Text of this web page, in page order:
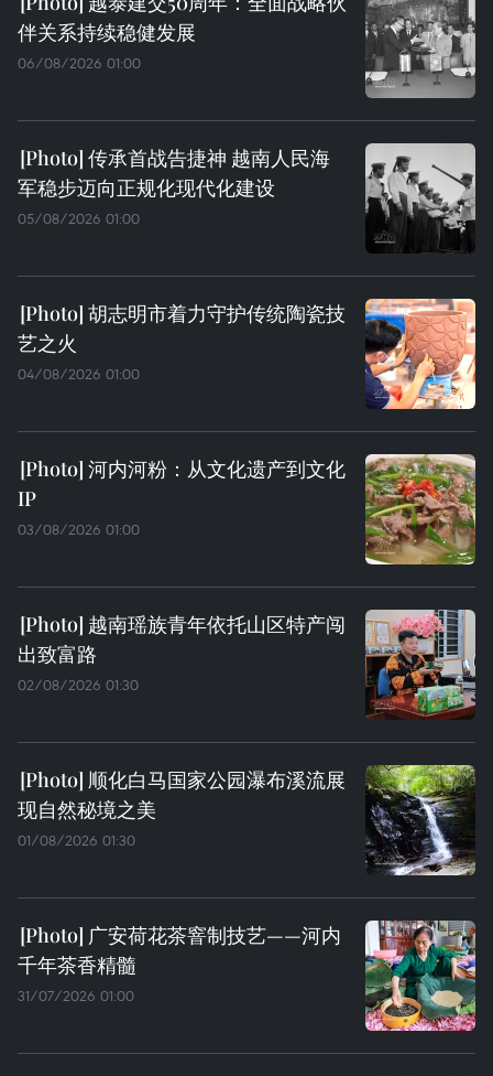
伴关系持续稳健发展
06/08/2026 01:00
传承首战告捷神 越南人民海
军稳步迈向正规化现代化建设
05/08/2026 01:00
胡志明市着力守护传统陶瓷技
艺之火
04/08/2026 01:00
河内河粉：从文化遗产到文化
IP
03/08/2026 01:00
越南瑶族青年依托山区特产闯
出致富路
02/08/2026 01:30
顺化白马国家公园瀑布溪流展
现自然秘境之美
01/08/2026 01:30
广安荷花茶窨制技艺——河内
千年茶香精髓
31/07/2026 01:00